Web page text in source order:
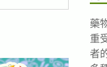
藥
重
者